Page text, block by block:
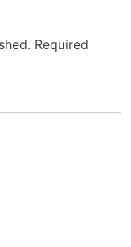
Required